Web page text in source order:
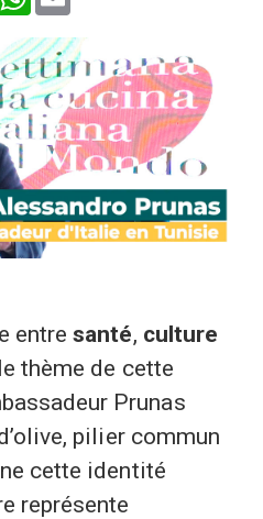
entresanté, culture
thème de cette
Prunas
pilier commun
cette identité
représente